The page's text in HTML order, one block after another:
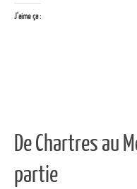
J’aime ça :
De Chartres au
partie